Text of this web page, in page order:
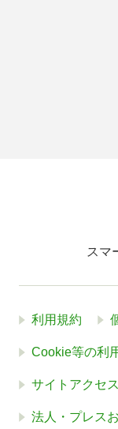
スマ
利用規約
Cookie等の利
サイトアクセ
法人・プレス